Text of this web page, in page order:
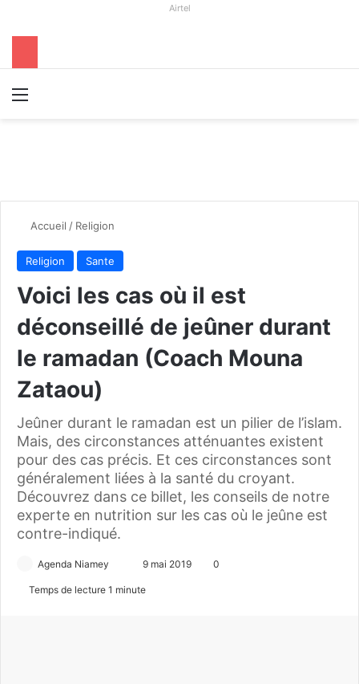
Airtel
Accueil / Religion
Religion Sante
Voici les cas où il est
déconseillé de jeûner durant
le ramadan (Coach Mouna
Zataou)
Jeûner durant le ramadan est un pilier de l’islam.
Mais, des circonstances atténuantes existent
pour des cas précis. Et ces circonstances sont
généralement liées à la santé du croyant.
Découvrez dans ce billet, les conseils de notre
experte en nutrition sur les cas où le jeûne est
contre-indiqué.
Agenda Niamey
n
9 mai 2019 0
Temps de lecture 1 minute